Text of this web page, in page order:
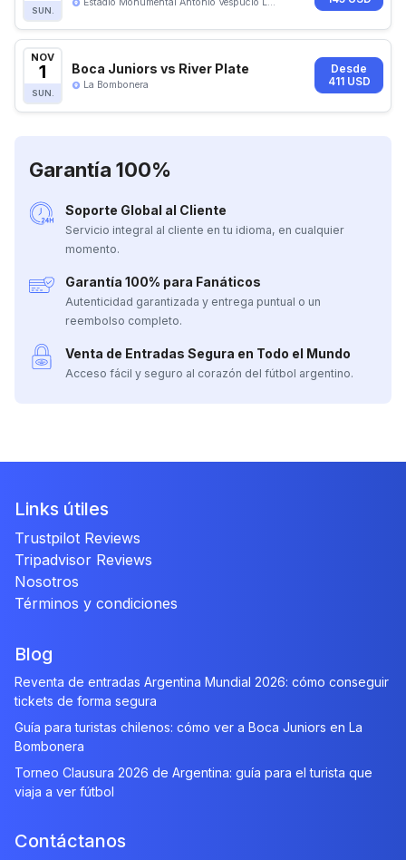
SUN.
NOV
1
SUN.
Boca Juniors vs River Plate
La Bombonera
Desde
411 USD
Garantía 100%
Soporte Global al Cliente
Servicio integral al cliente en tu idioma, en cualquier
momento.
Garantía 100% para Fanáticos
Autenticidad garantizada y entrega puntual o un
reembolso completo.
Venta de Entradas Segura en Todo el Mundo
Acceso fácil y seguro al corazón del fútbol argentino.
Links útiles
Trustpilot Reviews
Tripadvisor Reviews
Nosotros
Términos y condiciones
Blog
Reventa de entradas Argentina Mundial 2026: cómo conseguir
tickets de forma segura
Guía para turistas chilenos: cómo ver a Boca Juniors en La
Bombonera
Torneo Clausura 2026 de Argentina: guía para el turista que
viaja a ver fútbol
Contáctanos